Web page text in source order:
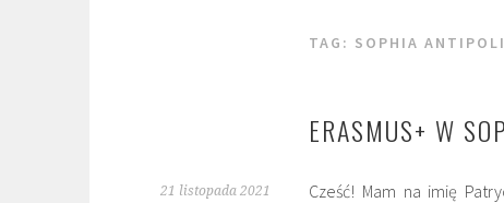
TAG: SOPHIA
ERASMUS+ W
21 listopada 2021
Cześć! Mam na imię